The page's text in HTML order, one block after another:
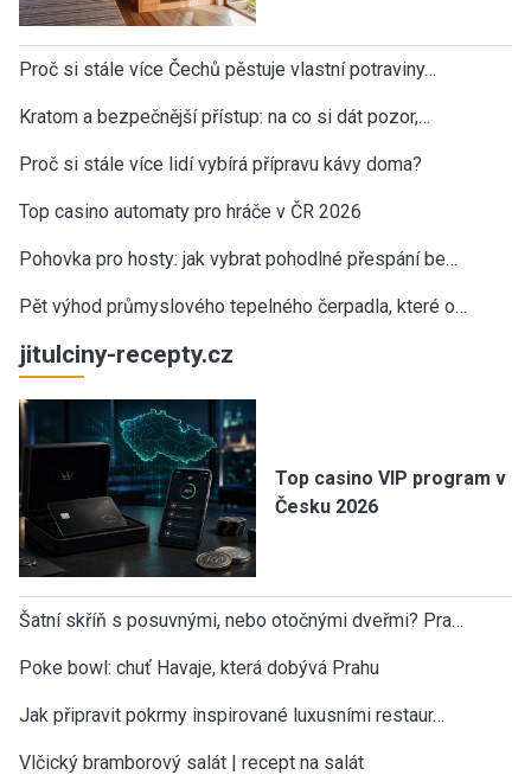
Proč si stále více Čechů pěstuje vlastní potraviny…
Kratom a bezpečnější přístup: na co si dát pozor,…
Proč si stále více lidí vybírá přípravu kávy doma?
Top casino automaty pro hráče v ČR 2026
Pohovka pro hosty: jak vybrat pohodlné přespání be…
Pět výhod průmyslového tepelného čerpadla, které o…
jitulciny-recepty.cz
Top casino VIP program v
Česku 2026
Šatní skříň s posuvnými, nebo otočnými dveřmi? Pra…
Poke bowl: chuť Havaje, která dobývá Prahu
Jak připravit pokrmy inspirované luxusními restaur…
Vlčický bramborový salát | recept na salát